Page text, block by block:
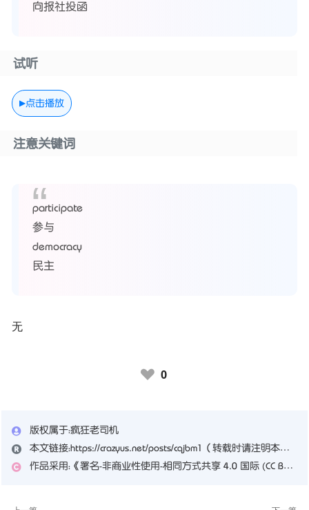
向报社投函
试听
点击播放
注意关键词
participate
参与
democracy
民主
无
♥ 0
版权属于：疯狂老司机
本文链接：https://crazyus.net/posts/cqjbm1
（转载时请注明本文出处及文章链接）
作品采用： 《署名-非商业性使用-相同方式共享 4.0 国际 (CC BY-NC-SA 4.0)